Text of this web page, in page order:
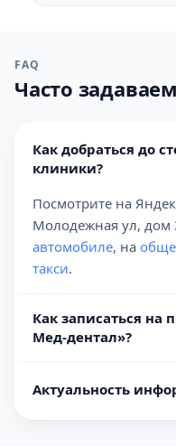
FAQ
Часто
Как добраться до
клиники?
Посмотрите на
Молодежная ул, дом
автомобиле, на
такси.
Как записаться на
Мед-дентал»?
Актуальность